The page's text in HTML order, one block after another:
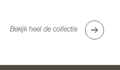
Bekijk heel de collectie